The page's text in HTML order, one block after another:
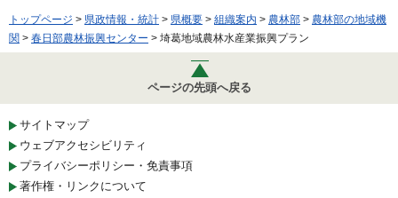
トップページ > 県政情報・統計 > 県概要 > 組織案内 > 農林部 > 農林部の地域機
関 > 春日部農林振興センター > 埼葛地域農林水産業振興プラン
ページの先頭へ戻る
サイトマップ
ウェブアクセシビリティ
プライバシーポリシー・免責事項
著作権・リンクについて